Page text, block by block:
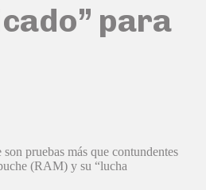
para
pruebas más que contundentes
(RAM) y su “lucha